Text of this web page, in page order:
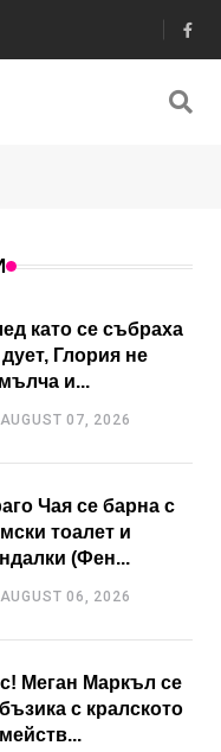
като се събраха
дует, Глория не
и...
AUGUST 07, 2026
Чая се барна с
тоалет и
(Фен...
AUGUST 06, 2026
Меган Маркъл се
с кралското